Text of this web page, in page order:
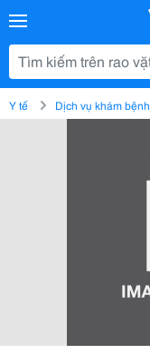
Y tế Dịch vụ khám bệnh